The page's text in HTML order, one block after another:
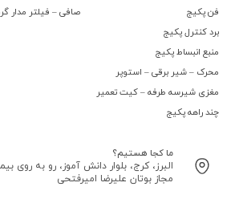
فن پکیج
برد کنترل پکیج
منبع انبساط پکیج
محرک – شیر برقی – استوپر
مغزی شیرسه طرفه – کیت تعمیر
چند راهه پکیج
صافی – فیلتر مدار
ما کجا هستیم؟
البرز، کرج، بلوار دانش آموز، رو به روی
مجاز بوتان علیرضا امیرفتحی